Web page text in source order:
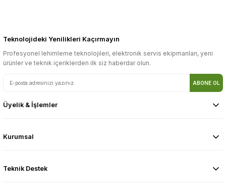
Teknolojideki Yenilikleri Kaçırmayın
Profesyonel lehimleme teknolojileri, elektronik servis ekipmanları, yeni
ürünler ve teknik içeriklerden ilk siz haberdar olun.
ABONE OL
Üyelik & İşlemler
Kurumsal
Teknik Destek